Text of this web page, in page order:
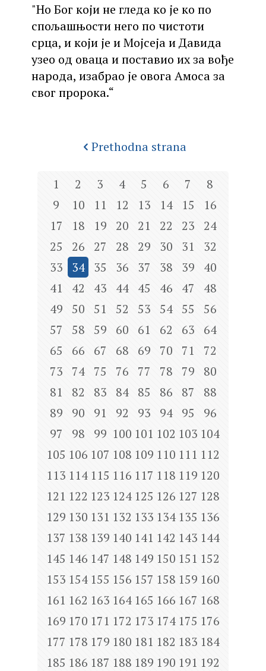
"Но Бог који не гледа ко је ко по
спољашњости него по чистоти
срца, и који је и Мојсеја и Давида
узео од оваца и поставио их за вође
народа, изабрао је овога Амоса за
свог пророка.“
Prethodna strana
1 2 3 4 5 6 7
8
9
10 11 12 13 14 15
16
17
18 19 20 21 22 23
24
25
26 27 28 29 30 31
32
33
34 35 36 37 38 39
40
41
42 43 44 45 46 47
48
49
50 51 52 53 54 55
56
57
58 59 60 61 62 63
64
65
66 67 68 69 70 71
72
73
74 75 76 77 78 79
80
81
82 83 84 85 86 87
88
89
90 91 92 93 94 95
96
97
98 99 100 101 102 103 104
105 106 107 108 109 110 111 112
113 114 115 116 117 118 119 120
121 122 123 124 125 126 127 128
129 130 131 132 133 134 135 136
137 138 139 140 141 142 143 144
145 146 147 148 149 150 151 152
153 154 155 156 157 158 159 160
161 162 163 164 165 166 167 168
169 170 171 172 173 174 175 176
177 178 179 180 181 182 183 184
185 186 187 188 189 190 191 192